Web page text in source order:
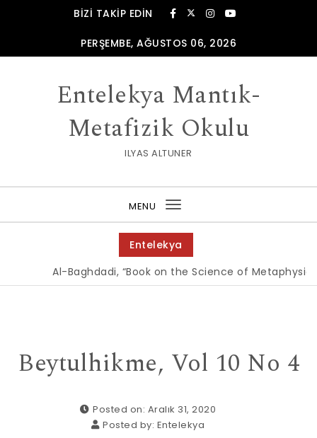
BIZI TAKIP EDIN
PERŞEMBE, AĞUSTOS 06, 2026
Entelekya Mantık-
Metafizik Okulu
ILYAS ALTUNER
MENU
Toggle
navigation
Entelekya
Al-Baghdadi, “Book on the Science of Metaphysics,
Beytulhikme, Vol 10 No 4
Posted on: Aralık 31, 2020
Posted by: Entelekya